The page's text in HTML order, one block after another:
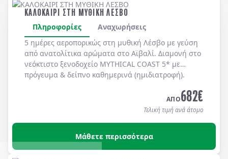
ΚΑΛΟΚΑΙΡΙ ΣΤΗ ΜΥΘΙΚΗ ΛΕΣΒΟ
Πληροφορίες
Αναχωρήσεις
5 ημέρες αεροπορικώς στη μυθική Λέσβο με γεύση
από ανατολίτικα αρώματα στο Αϊβαλί. Διαμονή στο
νεόκτιστο ξενοδοχείο MYTHICAL COAST 5* με
πρόγευμα & δείπνο καθημερινά (ημιδιατροφή).
ΑΠΟ682€
Τελική τιμή ανά άτομο
Μάθετε περισσότερα